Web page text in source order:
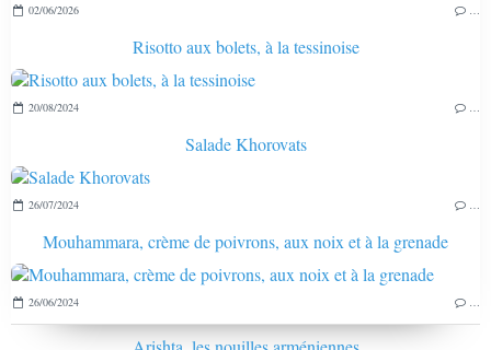
02/06/2026
Risotto aux bolets, à la tessinoise
20/08/2024
Salade Khorovats
26/07/2024
Mouhammara, crème de poivrons, aux noix et à la grenade
26/06/2024